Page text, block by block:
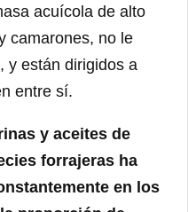
acuícola de alto
camarones, no le
y están dirigidos a
entre sí.
y aceites de
forrajeras ha
en los